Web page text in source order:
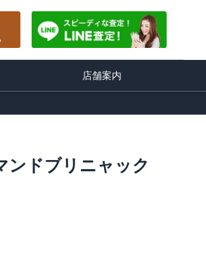
店舗案内
ンドブリニャック